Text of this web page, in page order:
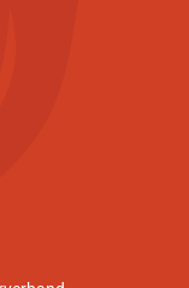
Fenster)